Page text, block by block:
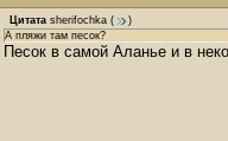
Цитата sherifochka (
)
А пляжи там песок?
Песок в самой Аланье и в